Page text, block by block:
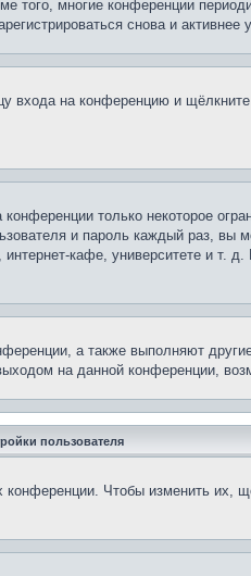
того, многие конференции
снова и активнее
входа на конференцию и
только некоторое
и пароль каждый раз, вы
кафе, университете и т. д.
а также выполняют
на данной конференции,
пользователя
Чтобы изменить их,